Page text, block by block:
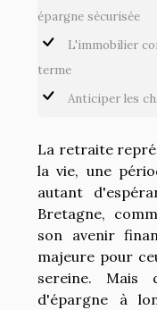
épargne sécurisée
L'immobilier
terme
Anticiper les
La retraite
la vie, une
autant
Bretagne,
son avenir
majeure pour
sereine. Mais
d'épargne à